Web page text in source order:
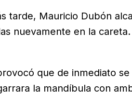
tarde, Mauricio Dubón
nuevamente en la careta.
que de inmediato
la mandíbula con